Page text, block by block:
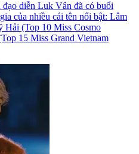
diễn Luk Vân đã có buổi
của nhiều cái tên nổi bật: Lâm
(Top 10 Miss Cosmo
15 Miss Grand Vietnam